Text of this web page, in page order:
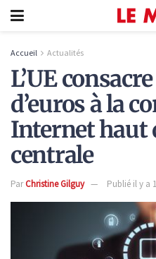
Accueil Actualités
L’UE
d’euros à la
Internet haut
centrale
ParChristine Gilguy Publié il y a